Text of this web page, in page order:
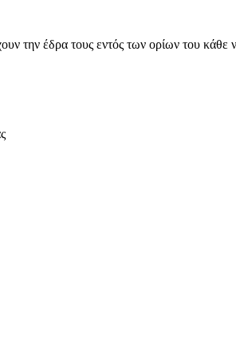
την έδρα τους εντός των ορίων του κάθε